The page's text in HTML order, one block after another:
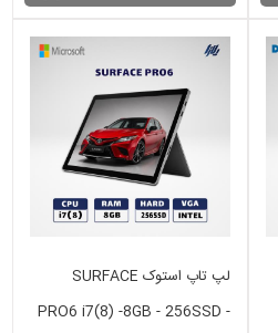
لپ تاپ استوک SURFACE
PRO6 i7(8) -8GB - 256SSD -